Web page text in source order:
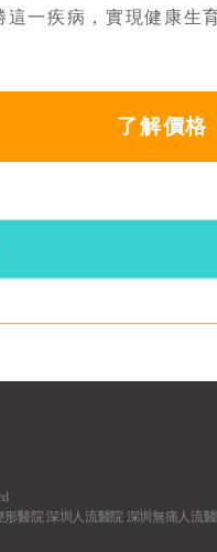
一疾病，實現健康生
了解價格
形醫院 深圳人流醫院 深圳無痛人流